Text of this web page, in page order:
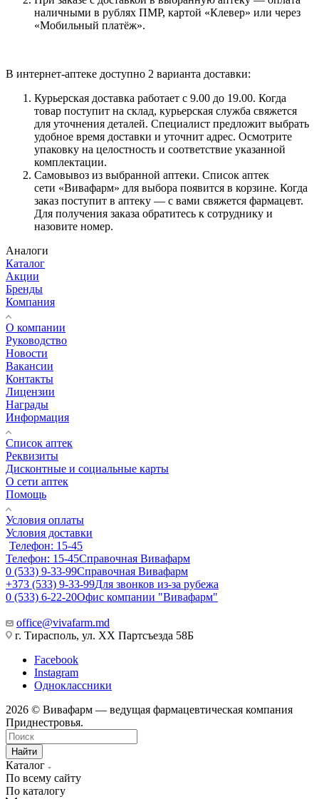
наличными в рублях ПМР, картой «Клевер» или через
«Мобильный платёж».
В интернет-аптеке доступно 2 варианта доставки:
Курьерская доставка работает с 9.00 до 19.00. Когда
товар поступит на склад, курьерская служба свяжется
для уточнения деталей. Специалист предложит выбрать
удобное время доставки и уточнит адрес. Осмотрите
упаковку на целостность и соответствие указанной
комплектации.
Самовывоз из выбранной аптеки. Список аптек
сети «Вивафарм» для выбора появится в корзине. Когда
заказ поступит в аптеку — с вами свяжется фармацевт.
Для получения заказа обратитесь к сотруднику и
назовите номер.
Аналоги
Каталог
Акции
Бренды
Компания
О компании
Руководство
Новости
Вакансии
Контакты
Лицензии
Награды
Информация
Список аптек
Реквизиты
Дисконтные и социальные карты
О сети аптек
Помощь
Условия оплаты
Условия доставки
Телефон: 15-45
Телефон: 15-45Справочная Вивафарм
0 (533) 9-33-99Справочная Вивафарм
+373 (533) 9-33-99Для звонков из-за рубежа
0 (533) 6-22-20Офис компании "Вивафарм"
office@vivafarm.md
г. Тирасполь, ул. ХХ Партсъезда 58Б
Facebook
Instagram
Одноклассники
2026 © Вивафарм — ведущая фармацевтическая компания
Приднестровья.
Найти
Каталог
По всему сайту
По каталогу